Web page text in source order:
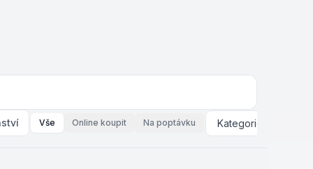
Vše Online koupit Na poptávku